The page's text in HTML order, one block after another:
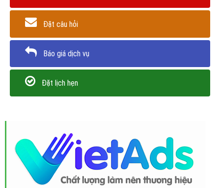
Đặt câu hỏi
Báo giá dịch vụ
Đặt lịch hẹn